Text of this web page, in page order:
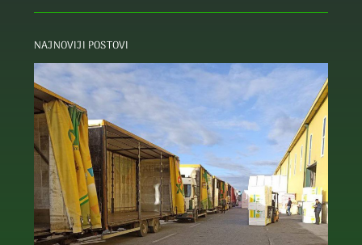
NAJNOVIJI POSTOVI